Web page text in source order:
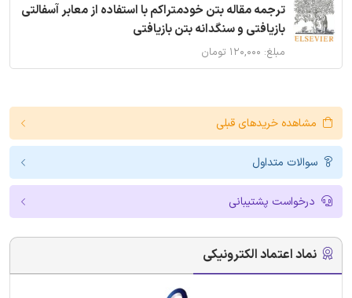
ترجمه مقاله بتن خودمتراکم با استفاده از معابر آسفالتی
بازیافتی و سنگدانه بتن بازیافتی
مبلغ: ۱۲۰,۰۰۰ تومان
مشاهده خریدهای قبلی
سوالات متداول
درخواست پشتیبانی
نماد اعتماد الکترونیکی